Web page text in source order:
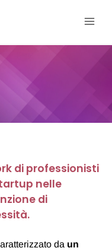
di professionisti
nelle
di
da un